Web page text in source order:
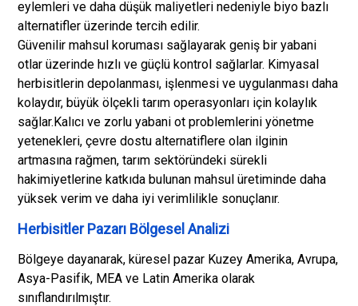
eylemleri ve daha düşük maliyetleri nedeniyle biyo bazlı
alternatifler üzerinde tercih edilir.
Güvenilir mahsul koruması sağlayarak geniş bir yabani
otlar üzerinde hızlı ve güçlü kontrol sağlarlar. Kimyasal
herbisitlerin depolanması, işlenmesi ve uygulanması daha
kolaydır, büyük ölçekli tarım operasyonları için kolaylık
sağlar.Kalıcı ve zorlu yabani ot problemlerini yönetme
yetenekleri, çevre dostu alternatiflere olan ilginin
artmasına rağmen, tarım sektöründeki sürekli
hakimiyetlerine katkıda bulunan mahsul üretiminde daha
yüksek verim ve daha iyi verimlilikle sonuçlanır.
Herbisitler Pazarı Bölgesel Analizi
Bölgeye dayanarak, küresel pazar Kuzey Amerika, Avrupa,
Asya-Pasifik, MEA ve Latin Amerika olarak
sınıflandırılmıştır.